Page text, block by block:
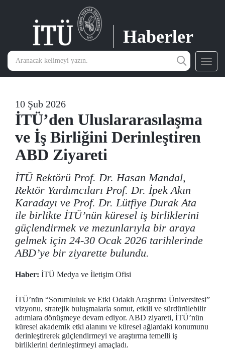
Haberler
10 Şub 2026
İTÜ’den Uluslararasılaşma
ve İş Birliğini Derinleştiren
ABD Ziyareti
İTÜ Rektörü Prof. Dr. Hasan Mandal,
Rektör Yardımcıları Prof. Dr. İpek Akın
Karadayı ve Prof. Dr. Lütfiye Durak Ata
ile birlikte İTÜ’nün küresel iş birliklerini
güçlendirmek ve mezunlarıyla bir araya
gelmek için 24-30 Ocak 2026 tarihlerinde
ABD’ye bir ziyarette bulundu.
Haber: İTÜ Medya ve İletişim Ofisi
İTÜ’nün “Sorumluluk ve Etki Odaklı Araştırma Üniversitesi”
vizyonu, stratejik buluşmalarla somut, etkili ve sürdürülebilir
adımlara dönüşmeye devam ediyor. ABD ziyareti, İTÜ’nün
küresel akademik etki alanını ve küresel ağlardaki konumunu
derinleştirerek güçlendirmeyi ve araştırma temelli iş
birliklerini derinleştirmeyi amaçladı.